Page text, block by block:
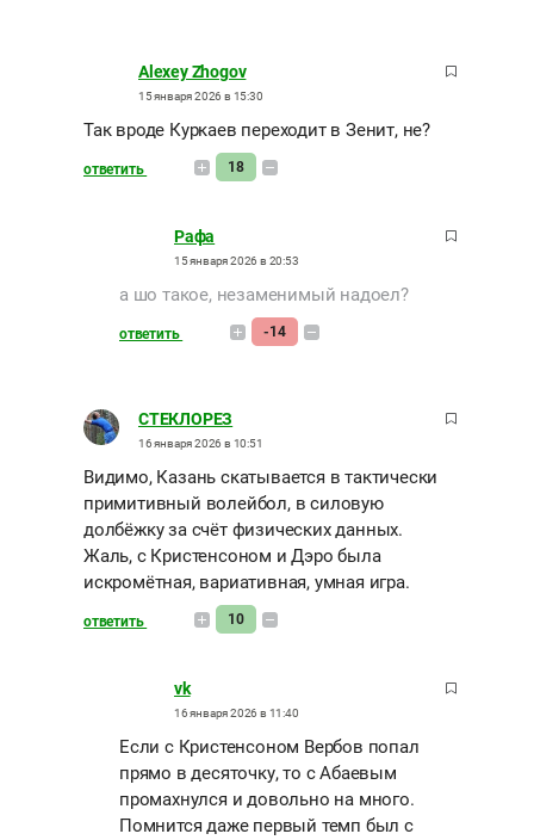
Alexey Zhogov
15 января 2026 в 15:30
Так вроде Куркаев переходит в Зенит, не?
ответить 18
Рафа
15 января 2026 в 20:53
а шо такое, незаменимый надоел?
ответить -14
СТЕКЛОРЕЗ
16 января 2026 в 10:51
Видимо, Казань скатывается в тактически
примитивный волейбол, в силовую
долбёжку за счёт физических данных.
Жаль, с Кристенсоном и Дэро была
искромётная, вариативная, умная игра.
ответить 10
vk
16 января 2026 в 11:40
Если с Кристенсоном Вербов попал
прямо в десяточку, то с Абаевым
промахнулся и довольно на много.
Помнится даже первый темп был с